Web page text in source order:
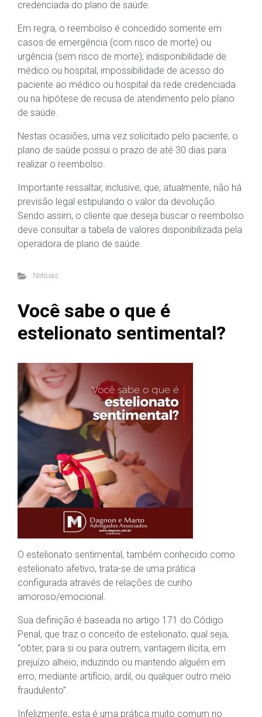
credenciada do plano de saúde.
Em regra, o reembolso é concedido somente em
casos de emergência (com risco de morte) ou
urgência (sem risco de morte); indisponibilidade de
médico ou hospital; impossibilidade de acesso do
paciente ao médico ou hospital da rede credenciada
ou na hipótese de recusa de atendimento pelo plano
de saúde.
Nestas ocasiões, uma vez solicitado pelo paciente, o
plano de saúde possui o prazo de até 30 dias para
realizar o reembolso.
Importante ressaltar, inclusive, que, atualmente, não há
previsão legal estipulando o valor da devolução.
Sendo assim, o cliente que deseja buscar o reembolso
deve consultar a tabela de valores disponibilizada pela
operadora de plano de saúde.
Notícias
Você sabe o que é
estelionato sentimental?
O estelionato sentimental, também conhecido como
estelionato afetivo, trata-se de uma prática
configurada através de relações de cunho
amoroso/emocional.
Sua definição é baseada no artigo 171 do Código
Penal, que traz o conceito de estelionato, qual seja,
“obter, para si ou para outrem, vantagem ilícita, em
prejuízo alheio, induzindo ou mantendo alguém em
erro, mediante artifício, ardil, ou qualquer outro meio
fraudulento”.
Infelizmente, esta é uma prática muito comum no